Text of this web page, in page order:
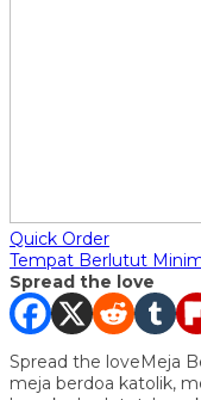
Quick Order
Tempat Berlutut
Spread the love
Spread the loveMeja
meja berdoa katolik,